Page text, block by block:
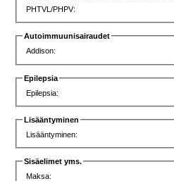
PHTVL/PHPV:
Autoimmuunisairaudet
Addison:
Epilepsia
Epilepsia:
Lisääntyminen
Lisääntyminen:
Sisäelimet yms.
Maksa: